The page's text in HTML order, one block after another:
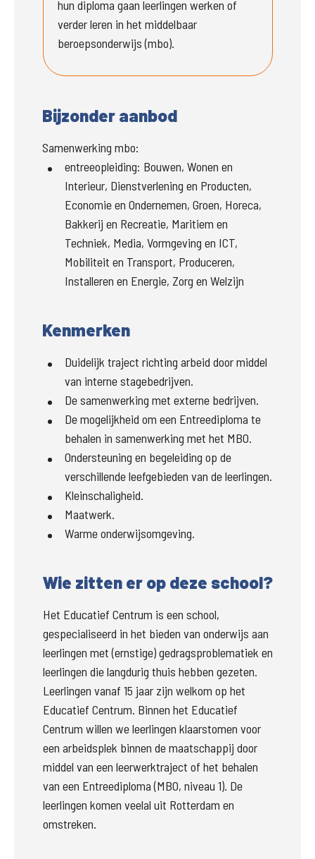
hun diploma gaan leerlingen werken of
verder leren in het middelbaar
beroepsonderwijs (mbo).
Bijzonder aanbod
Samenwerking mbo:
entreeopleiding: Bouwen, Wonen en
Interieur, Dienstverlening en Producten,
Economie en Ondernemen, Groen, Horeca,
Bakkerij en Recreatie, Maritiem en
Techniek, Media, Vormgeving en ICT,
Mobiliteit en Transport, Produceren,
Installeren en Energie, Zorg en Welzijn
Kenmerken
Duidelijk traject richting arbeid door middel
van interne stagebedrijven.
De samenwerking met externe bedrijven.
De mogelijkheid om een Entreediploma te
behalen in samenwerking met het MBO.
Ondersteuning en begeleiding op de
verschillende leefgebieden van de leerlingen.
Kleinschaligheid.
Maatwerk.
Warme onderwijsomgeving.
Wie zitten er op deze school?
Het Educatief Centrum is een school,
gespecialiseerd in het bieden van onderwijs aan
leerlingen met (ernstige) gedragsproblematiek en
leerlingen die langdurig thuis hebben gezeten.
Leerlingen vanaf 15 jaar zijn welkom op het
Educatief Centrum. Binnen het Educatief
Centrum willen we leerlingen klaarstomen voor
een arbeidsplek binnen de maatschappij door
middel van een leerwerktraject of het behalen
van een Entreediploma (MBO, niveau 1). De
leerlingen komen veelal uit Rotterdam en
omstreken.